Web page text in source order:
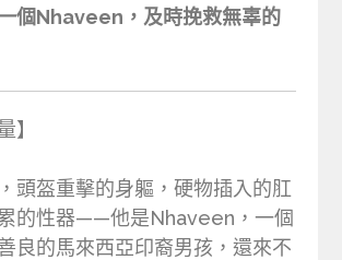
個Nhaveen，及時挽救無辜的
】
頭盔重擊的身軀，硬物插入的肛
的性器——他是Nhaveen，一個
良的馬來西亞印裔男孩，還來不